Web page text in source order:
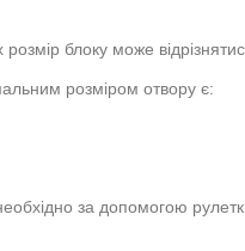
блоку може
розміром отвору є:
за допомогою